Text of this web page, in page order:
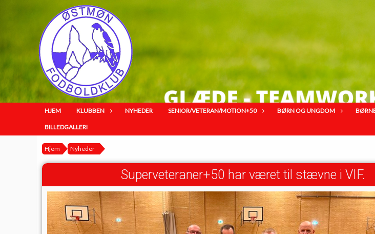
HJEM KLUBBEN NYHEDER SENIOR/VETERAN/MOTION+50 BØRN OG UNGDOM
BILLEDGALLERI
Hjem Nyheder
Superveteraner+50 har været til stævne i VIF.